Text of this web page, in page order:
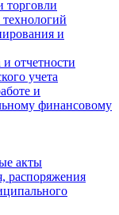
торговли
и
отчетности
учета
и
финансовому
акты
распоряжения